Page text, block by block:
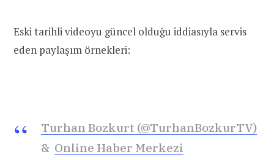
Eski tarihli videoyu güncel olduğu iddiasıyla servis
eden paylaşım örnekleri:
Turhan Bozkurt (@TurhanBozkurTV)
& Online Haber Merkezi